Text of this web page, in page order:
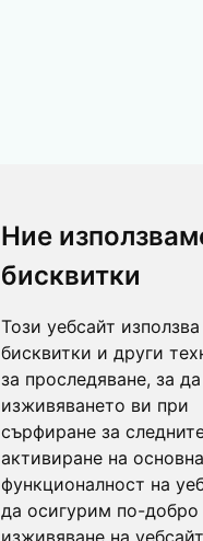
Ние
бисквитки
Този уебсайт използва
бисквитки и други
за проследяване, за
изживяването ви при
сърфиране за
активиране на
функционалност на
да осигурим по-добро
изживяване на